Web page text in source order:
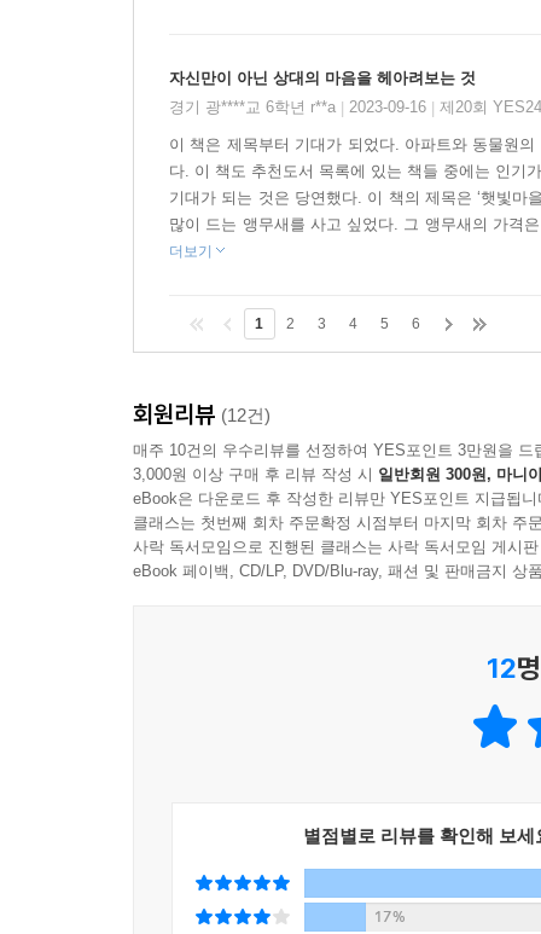
자신만이 아닌 상대의 마음을 헤아려보는 것
경기 광****교 6학년 r**a
2023-09-16 제20회
이 책은 제목부터 기대가 되었다. 아파트와 동물원
다. 이 책도 추천도서 목록에 있는 책들 중에는 인기
기대가 되는 것은 당연했다. 이 책의 제목은 ‘햇빛
많이 드는 앵무새를 사고 싶었다. 그 앵무새의 가격
더보기
1 2 3 4 5 6
회원리뷰 (12건)
매주 10건의 우수리뷰를 선정하여 YES포인트 3만원을 드
3,000원 이상 구매 후 리뷰 작성 시 일반회원 300원, 마니
eBook은 다운로드 후 작성한 리뷰만 YES포인트 지급됩니
클래스는 첫번째 회차 주문확정 시점부터 마지막 회차 주
사락 독서모임으로 진행된 클래스는 사락 독서모임 게시
eBook 페이백, CD/LP, DVD/Blu-ray, 패션 및 판매금지 상
12
별점별로 리뷰를 확인해 보세
17%